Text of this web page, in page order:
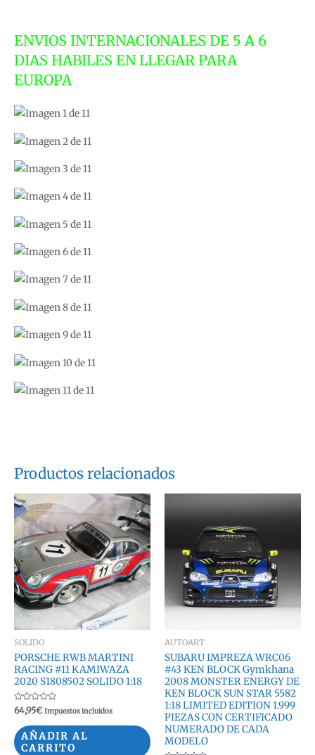
ENVIOS INTERNACIONALES DE 5 A 6
DIAS HABILES EN LLEGAR PARA
EUROPA
Productos relacionados
SOLIDO
PORSCHE RWB MARTINI
RACING #11 KAMIWAZA
2020 S1808502 SOLIDO 1:18
Valorado
con
de
5
64,95€ Impuestos incluidos
AÑADIR AL
CARRITO
AUTOART
SUBARU IMPREZA WRC06
#43 KEN BLOCK Gymkhana
2008 MONSTER ENERGY DE
KEN BLOCK SUN STAR 5582
1:18 LIMITED EDITION 1.999
PIEZAS CON CERTIFICADO
NUMERADO DE CADA
MODELO